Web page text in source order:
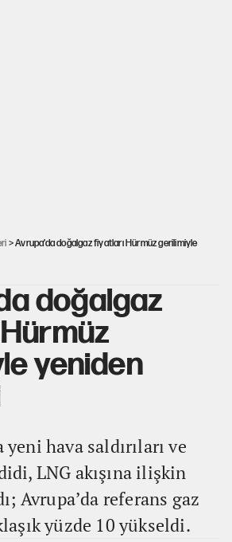
> Avrupa’da doğalgaz fiyatları Hürmüz gerilimiyle
doğalgaz
yeniden
yeni hava saldırıları ve
LNG akışına ilişkin
Avrupa’da referans gaz
yüzde 10 yükseldi.